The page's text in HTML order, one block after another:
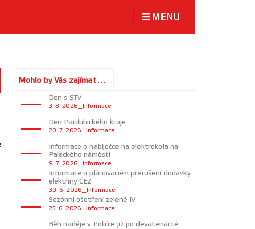
MENU
Mohlo by Vás zajímat...
Den s STV
3. 8. 2026_Informace
Den Pardubického kraje
20. 7. 2026_Informace
Informace o nabíječce na elektrokola na
Palackého náměstí
9. 7. 2026_Informace
Informace o plánovaném přerušení dodávky
elektřiny ČEZ
30. 6. 2026_Informace
Sezónní ošetření zeleně IV
25. 6. 2026_Informace
Běh naděje v Poličce již po devatenácté